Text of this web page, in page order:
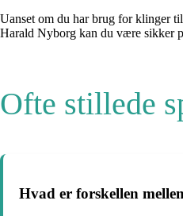
Uanset om du har brug for klinger
Harald Nyborg kan du være sikker
Ofte stillede
Hvad er forskellen